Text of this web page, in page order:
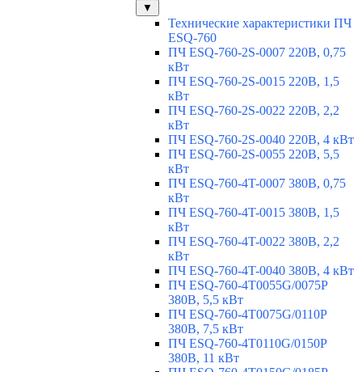
▼
Технические характеристики ПЧ
ESQ-760
ПЧ ESQ-760-2S-0007 220В, 0,75
кВт
ПЧ ESQ-760-2S-0015 220В, 1,5
кВт
ПЧ ESQ-760-2S-0022 220В, 2,2
кВт
ПЧ ESQ-760-2S-0040 220В, 4 кВт
ПЧ ESQ-760-2S-0055 220В, 5,5
кВт
ПЧ ESQ-760-4T-0007 380В, 0,75
кВт
ПЧ ESQ-760-4T-0015 380В, 1,5
кВт
ПЧ ESQ-760-4T-0022 380В, 2,2
кВт
ПЧ ESQ-760-4T-0040 380В, 4 кВт
ПЧ ESQ-760-4T0055G/0075P
380В, 5,5 кВт
ПЧ ESQ-760-4T0075G/0110P
380В, 7,5 кВт
ПЧ ESQ-760-4T0110G/0150P
380В, 11 кВт